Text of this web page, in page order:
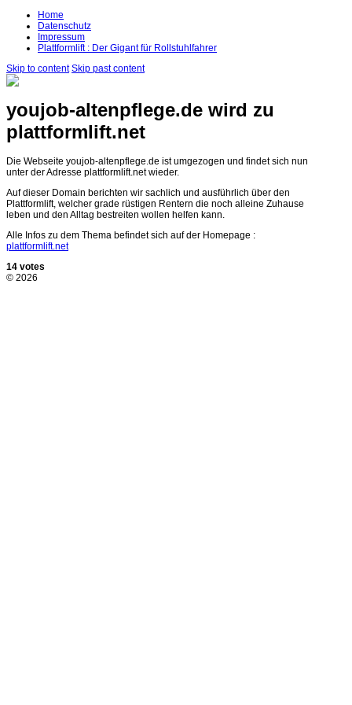
Home
Datenschutz
Impressum
Plattformlift : Der Gigant für Rollstuhlfahrer
Skip to content Skip past content
youjob-altenpflege.de wird zu
plattformlift.net
Die Webseite youjob-altenpflege.de ist umgezogen und findet sich nun
unter der Adresse plattformlift.net wieder.
Auf dieser Domain berichten wir sachlich und ausführlich über den
Plattformlift, welcher grade rüstigen Rentern die noch alleine Zuhause
leben und den Alltag bestreiten wollen helfen kann.
Alle Infos zu dem Thema befindet sich auf der Homepage :
plattformlift.net
14 votes
© 2026